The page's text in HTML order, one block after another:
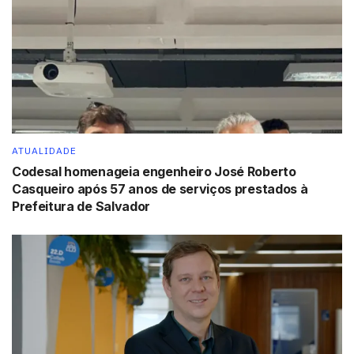
ministros da Fazenda, Henrique Meirelles, e da
Agricultura, Blairo Maggi, devem viajar à China antes da
comitiva oficial.
Cúpula –Além da cúpula do G-20 nos dias 4 e 5 de
setembro, Michel Temer deve participar de reuniões
bilaterais privadas com os líderes da China, Xi Jinping; da
Espanha, Mariano Rajoy; da Itália, Matteo Renzi, e com o
príncipe da Arábia Saudida, Mohammed Bin Nayef.
Michel Temer também pretende viajar a Nova Iorque
para participar no fim de setembro da Assembleia-Geral
das Nações Unidas, evento no qual, tradicionalmente, o
representante do Brasil costuma fazer o discurso de
abertura. Em outubro, a 8ª Cúpula dos Brics (bloco
econômico formado por Brasil, Rússia, Índia, China e
África do Sul) vai ocorrer na Índia e será uma
ATUALIDADE
Codesal homenageia engenheiro José Roberto
Casqueiro após 57 anos de serviços prestados à
Prefeitura de Salvador